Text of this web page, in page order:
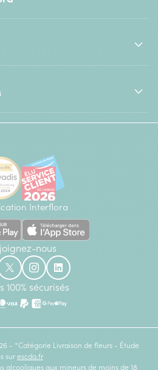
Interflora
nous
100% sécurisés
- *Catégorie Livraison de fleurs - Étude
sur escda.fr
alcooliques aux mineurs de moins de 18